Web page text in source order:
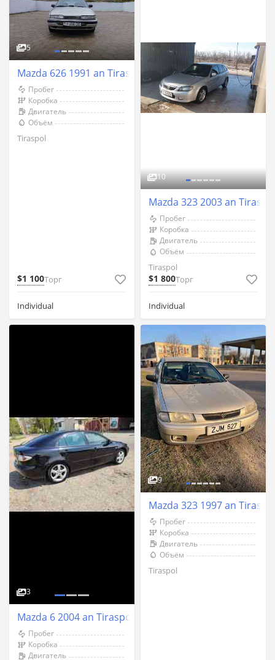
5
Mazda 626 1991 an Tiraspol
Пробег
Коробка
Двигатель
Объём
Tiraspol
$1 100Торг
Individual
10
Mazda 323 2003 an
Пробег
Коробка
Двигатель
Объём
Tiraspol
$1 800Торг
Individual
3
Mazda 6 2004 an Tiraspol
Пробег
Коробка
Двигатель
9
Mazda 323 1997 an
Пробег
Коробка
Двигатель
Объём
Tiraspol